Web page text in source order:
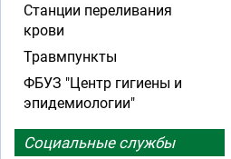
Станции переливания
крови
Травмпункты
ФБУЗ "Центр гигиены и
эпидемиологии"
Социальные службы